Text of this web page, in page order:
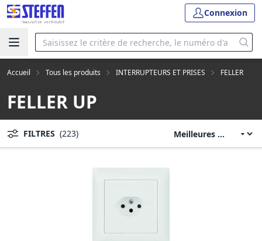
Connexion
Accueil Tous les produits INTERRUPTEURS ET PRISES FELLER
FELLER UP
FILTRES (223)